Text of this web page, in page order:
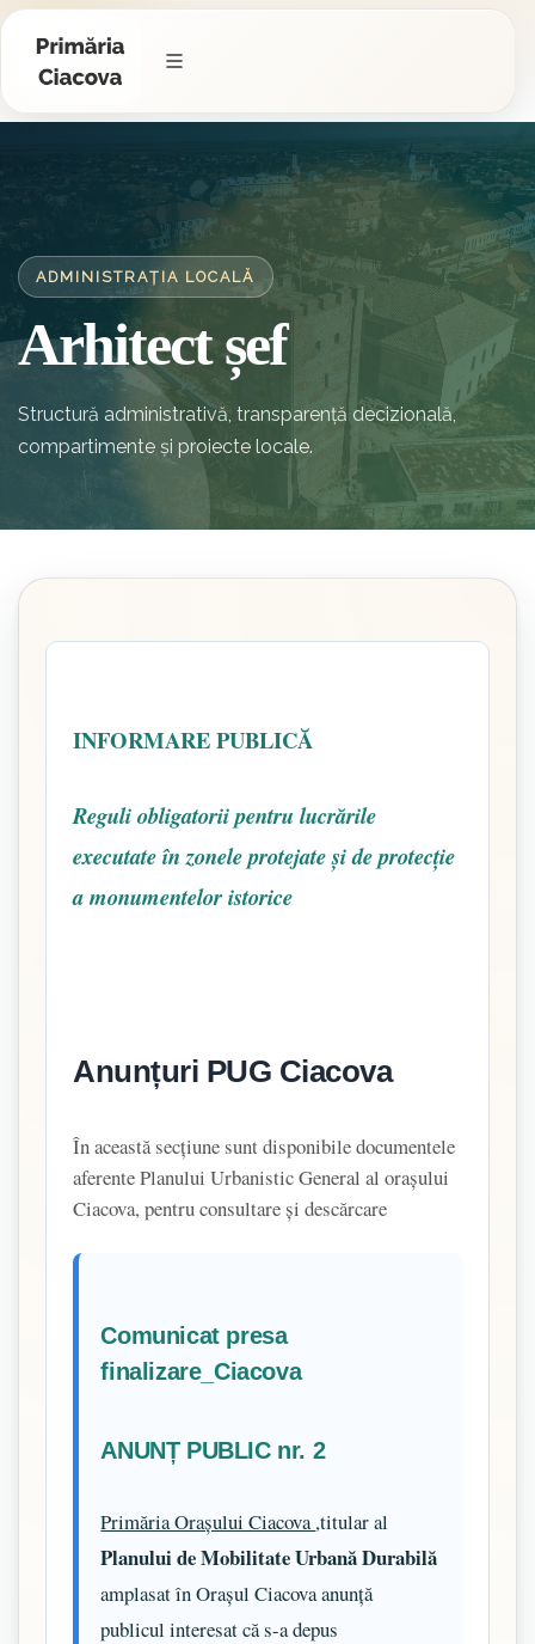
ADMINISTRAȚIA LOCALĂ
Arhitect șef
Structură administrativă, transparență decizională,
compartimente și proiecte locale.
INFORMARE PUBLICĂ
Reguli obligatorii pentru lucrările
executate în zonele protejate și de protecție
a monumentelor istorice
Anunțuri PUG Ciacova
În această secțiune sunt disponibile documentele
aferente Planului Urbanistic General al orașului
Ciacova, pentru consultare și descărcare
Comunicat presa
finalizare_Ciacova
ANUNȚ PUBLIC nr. 2
Primăria Orașului Ciacova ,titular al
Planului de Mobilitate Urbană Durabilă
amplasat în Orașul Ciacova anunță
publicul interesat că s-a depus